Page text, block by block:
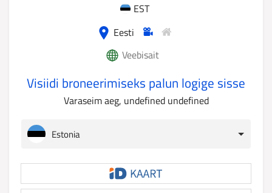
EST
Eesti
Veebisait
Visiidi broneerimiseks palun logige sisse
Varaseim aeg, undefined undefined
Estonia